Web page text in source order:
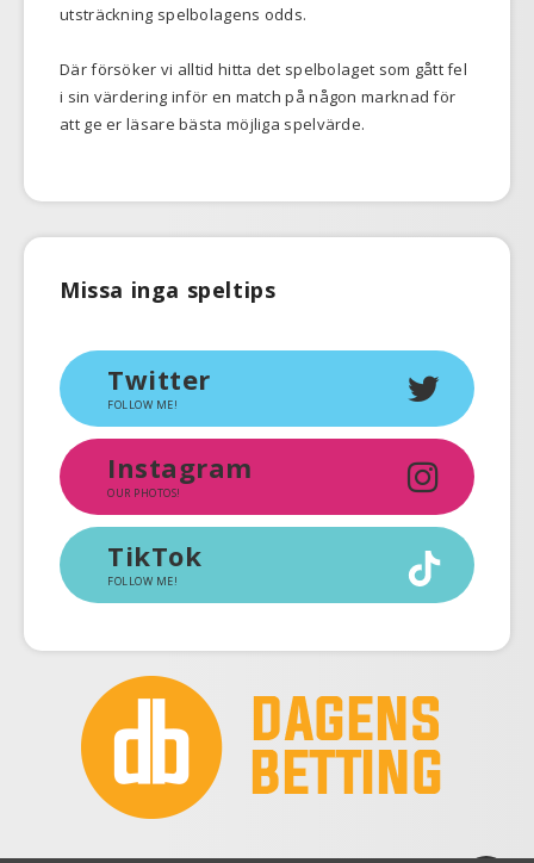
utsträckning spelbolagens odds.
Där försöker vi alltid hitta det spelbolaget som gått fel
i sin värdering inför en match på någon marknad för
att ge er läsare bästa möjliga spelvärde.
Missa inga speltips
Twitter
FOLLOW ME!
Instagram
OUR PHOTOS!
TikTok
FOLLOW ME!